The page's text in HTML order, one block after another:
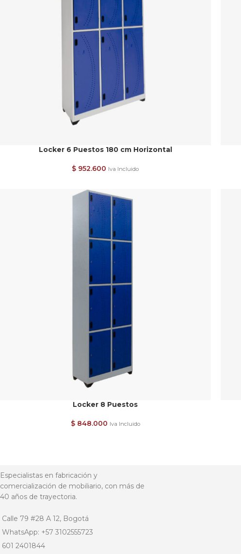
Locker 6 Puestos 180 cm Horizontal
$ 952.600 Iva Incluido
Locker 8 Puestos
$848.000 Iva Incluido
Especialistas en fabricación y
comercialización de mobiliario, con más de
40 años de trayectoria.
Calle 79 #28 A 12, Bogotá
WhatsApp: +57 3102555723
601 2401844